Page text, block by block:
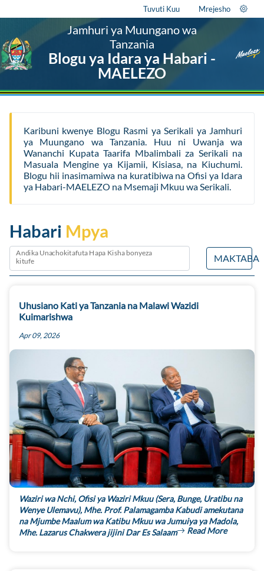
Tuvuti Kuu Mrejesho
Jamhuri ya Muungano wa
Tanzania
Blogu ya Idara ya Habari -
MAELEZO
Karibuni kwenye Blogu Rasmi ya Serikali ya Jamhuri
ya Muungano wa Tanzania. Huu ni Uwanja wa
Wananchi Kupata Taarifa Mbalimbali za Serikali na
Masuala Mengine ya Kijamii, Kisiasa, na Kiuchumi.
Blogu hii inasimamiwa na kuratibiwa na Ofisi ya Idara
ya Habari-MAELEZO na Msemaji Mkuu wa Serikali.
Habari Mpya
Andika Unachokitafuta Hapa Kisha bonyeza
kitufe
MAKTABA
Uhusiano Kati ya Tanzania na Malawi Wazidi
Kuimarishwa
Apr 09, 2026
Waziri wa Nchi, Ofisi ya Waziri Mkuu (Sera, Bunge, Uratibu na
Wenye Ulemavu), Mhe. Prof. Palamagamba Kabudi amekutana
na Mjumbe Maalum wa Katibu Mkuu wa Jumuiya ya Madola,
Mhe. Lazarus Chakwera jijini Dar Es Salaam
Read More